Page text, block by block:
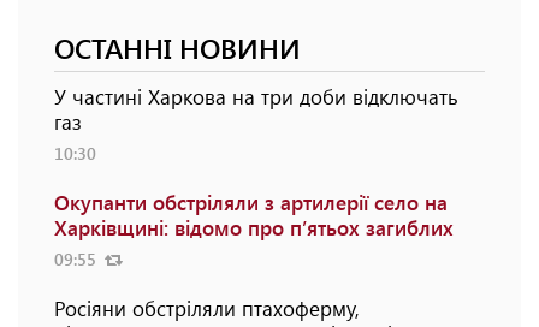
ОСТАННІ НОВИНИ
У частині Харкова на три доби відключать
газ
10:30
Окупанти обстріляли з артилерії село на
Харківщині: відомо про п’ятьох загиблих
09:55
Росіяни обстріляли птахоферму,